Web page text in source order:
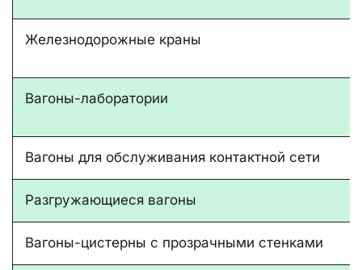
Железнодорожные краны
Вагоны-лаборатории
Вагоны для обслуживания контактной сети
Разгружающиеся вагоны
Вагоны-цистерны с прозрачными стенками